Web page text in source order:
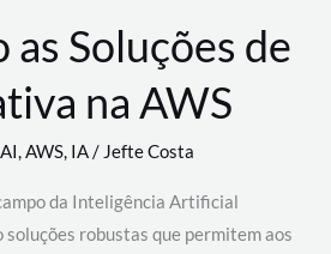
Soluções de
na AWS
AI,AWS, IA/Jefte Costa
da Inteligência Artificial
robustas que permitem aos